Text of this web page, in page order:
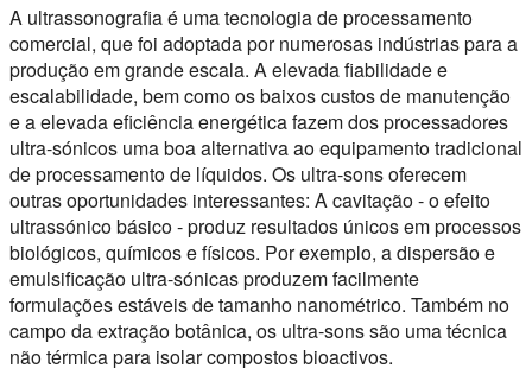
A ultrassonografia é uma tecnologia de processamento
comercial, que foi adoptada por numerosas indústrias para a
produção em grande escala. A elevada fiabilidade e
escalabilidade, bem como os baixos custos de manutenção
e a elevada eficiência energética fazem dos processadores
ultra-sónicos uma boa alternativa ao equipamento tradicional
de processamento de líquidos. Os ultra-sons oferecem
outras oportunidades interessantes: A cavitação - o efeito
ultrassónico básico - produz resultados únicos em processos
biológicos, químicos e físicos. Por exemplo, a dispersão e
emulsificação ultra-sónicas produzem facilmente
formulações estáveis de tamanho nanométrico. Também no
campo da extração botânica, os ultra-sons são uma técnica
não térmica para isolar compostos bioactivos.